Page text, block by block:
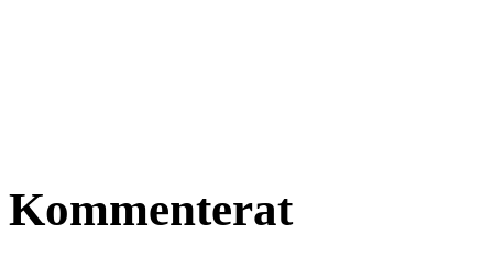
Kommenterat